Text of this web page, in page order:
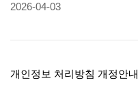
2026-04-03
개인정보 처리방침 개정안내